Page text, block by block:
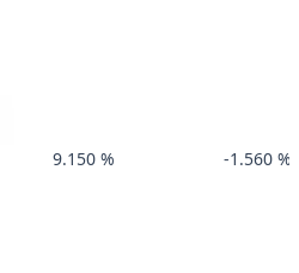
9.150 % -1.560 %